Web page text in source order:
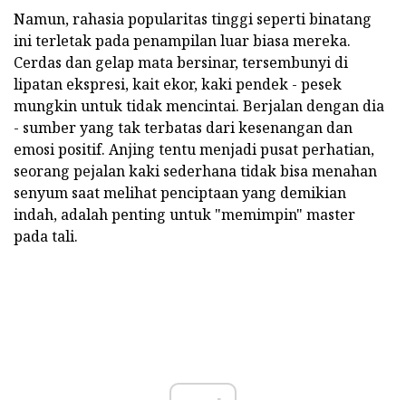
Namun, rahasia popularitas tinggi seperti binatang
ini terletak pada penampilan luar biasa mereka.
Cerdas dan gelap mata bersinar, tersembunyi di
lipatan ekspresi, kait ekor, kaki pendek - pesek
mungkin untuk tidak mencintai. Berjalan dengan dia
- sumber yang tak terbatas dari kesenangan dan
emosi positif. Anjing tentu menjadi pusat perhatian,
seorang pejalan kaki sederhana tidak bisa menahan
senyum saat melihat penciptaan yang demikian
indah, adalah penting untuk "memimpin" master
pada tali.